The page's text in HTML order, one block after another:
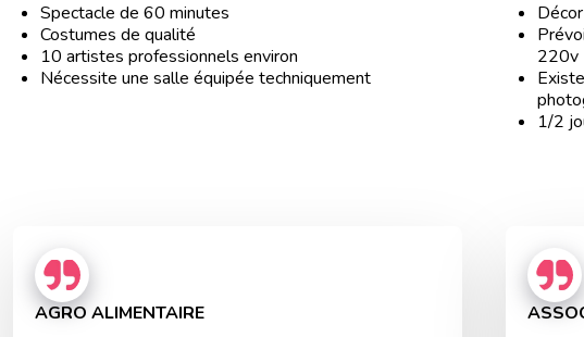
Spectacle de 60 minutes
Costumes de qualité
10 artistes professionnels environ
Nécessite une salle équipée techniquement
220v
1/2
AGRO ALIMENTAIRE